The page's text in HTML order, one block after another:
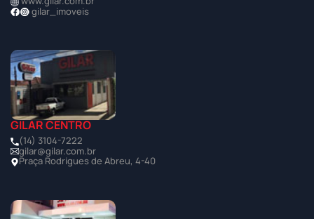
gilar_imoveis
GILAR CENTRO
(14) 3104-7222
gilar@gilar.com.br
Praça Rodrigues de Abreu, 4-40